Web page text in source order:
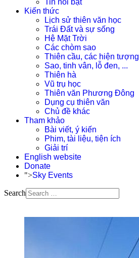
Tin nổi bật
Kiến thức
Lịch sử thiên văn học
Trái Đất và sự sống
Hệ Mặt Trời
Các chòm sao
Thiên cầu, các hiện tượng
Sao, tinh vân, lỗ đen, ...
Thiên hà
Vũ trụ học
Thiên văn Phương Đông
Dụng cụ thiên văn
Chủ đề khác
Tham khảo
Bài viết, ý kiến
Phim, tài liệu, tiện ích
Giải trí
English website
Donate
">Sky Events
Search